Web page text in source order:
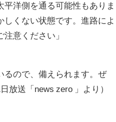
平洋側を通る可能性もありま
くない状態です。進路によ
意ください」
るので、備えられます。ぜ
放送「news zero 」より）